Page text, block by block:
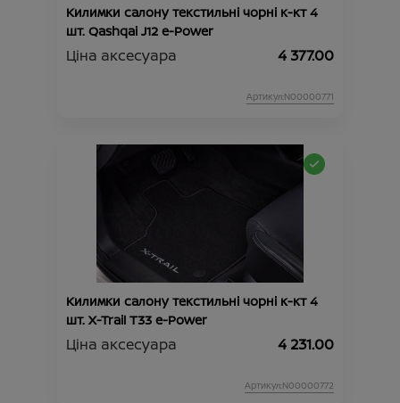
Килимки салону текстильні чорні к-кт 4
шт. Qashqai J12 e-Power
Ціна аксесуара 4 377.00
Артикул:N00000771
Килимки салону текстильні чорні к-кт 4
шт. X-Trail T33 e-Power
Ціна аксесуара 4 231.00
Артикул:N00000772